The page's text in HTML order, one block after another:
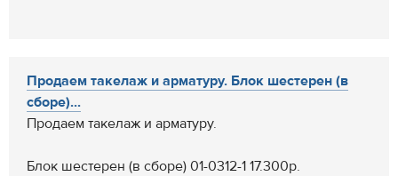
Продаем такелаж и арматуру. Блок шестерен (в
сборе)...
Продаем такелаж и арматуру.
Блок шестерен (в сборе) 01-0312-1 17.300р.